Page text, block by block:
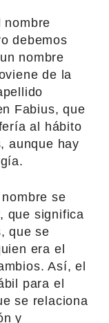
nombre
debemos
nombre
de la
Fabius, que
al hábito
aunque hay
se
que significa
que se
era el
Así, el
para el
se relaciona
y